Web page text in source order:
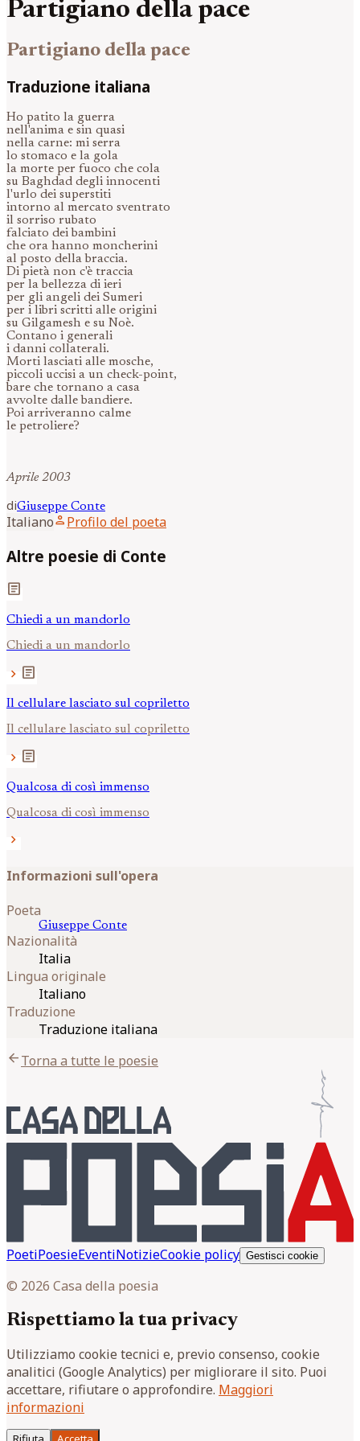
Partigiano della pace
Partigiano della pace
Traduzione italiana
Ho patito la guerra
nell'anima e sin quasi
nella carne: mi serra
lo stomaco e la gola
la morte per fuoco che cola
su Baghdad degli innocenti
l'urlo dei superstiti
intorno al mercato sventrato
il sorriso rubato
falciato dei bambini
che ora hanno moncherini
al posto della braccia.
Di pietà non c'è traccia
per la bellezza di ieri
per gli angeli dei Sumeri
per i libri scritti alle origini
su Gilgamesh e su Noè.
Contano i generali
i danni collaterali.
Morti lasciati alle mosche,
piccoli uccisi a un check-point,
bare che tornano a casa
avvolte dalle bandiere.
Poi arriveranno calme
le petroliere?
Aprile 2003
diGiuseppe Conte
Italianoperson Profilo del poeta
Altre poesie di Conte
article
Chiedi a un mandorlo
Chiedi a un mandorlo
chevron_right article
Il cellulare lasciato sul copriletto
Il cellulare lasciato sul copriletto
chevron_right article
Qualcosa di così immenso
Qualcosa di così immenso
chevron_right
Informazioni sull'opera
Poeta
Giuseppe Conte
Nazionalità
Italia
Lingua originale
Italiano
Traduzione
Traduzione italiana
arrow_backTorna a tutte le poesie
PoetiPoesieEventiNotizieCookie policy Gestisci cookie
© 2026 Casa della poesia
Rispettiamo la tua privacy
Utilizziamo cookie tecnici e, previo consenso, cookie
analitici (Google Analytics) per migliorare il sito. Puoi
accettare, rifiutare o approfondire. Maggiori
informazioni